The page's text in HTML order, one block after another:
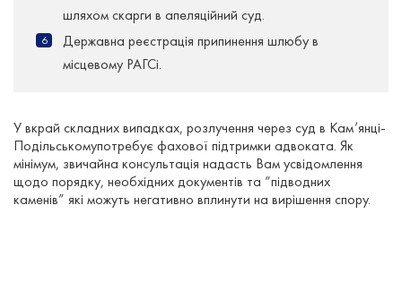
шляхом скарги в апеляційний суд.
Державна реєстрація припинення шлюбу в
місцевому РАГСі.
У вкрай складних випадках, розлучення через суд в Кам’янці-
Подільськомупотребує фахової підтримки адвоката. Як
мінімум, звичайна консультація надасть Вам усвідомлення
щодо порядку, необхідних документів та “підводних
каменів” які можуть негативно вплинути на вирішення спору.